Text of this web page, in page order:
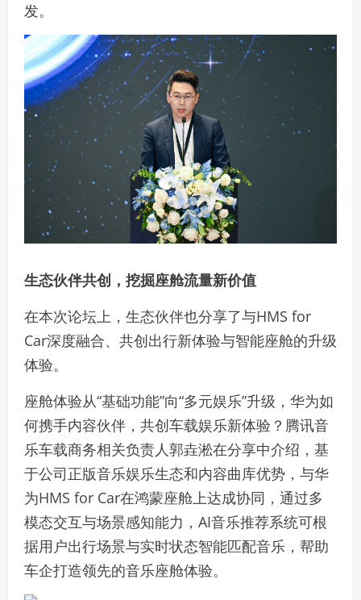
发。
生态伙伴共创，挖掘座舱流量新价值
在本次论坛上，生态伙伴也分享了与HMS for
Car深度融合、共创出行新体验与智能座舱的升级
体验。
座舱体验从“基础功能”向“多元娱乐”升级，华为如
何携手内容伙伴，共创车载娱乐新体验？腾讯音
乐车载商务相关负责人郭垚淞在分享中介绍，基
于公司正版音乐娱乐生态和内容曲库优势，与华
为HMS for Car在鸿蒙座舱上达成协同，通过多
模态交互与场景感知能力，AI音乐推荐系统可根
据用户出行场景与实时状态智能匹配音乐，帮助
车企打造领先的音乐座舱体验。